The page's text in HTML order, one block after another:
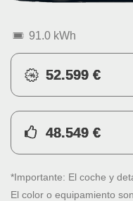
91.0 kWh
52.599 €
48.549 €
*Importante: El coche y
El color o equipamiento